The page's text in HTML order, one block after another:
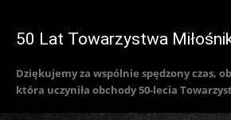
50 Lat Towarzystwa
Dziękujemy za wspólnie spędzony czas,
która uczyniła obchody 50-lecia